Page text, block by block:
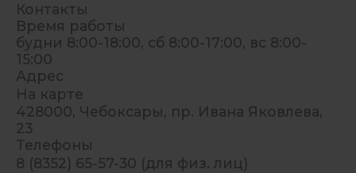
Контакты
Время работы
будни 8:00-18:00, сб 8:00-17:00, вс 8:00-
15:00
Адрес
На карте
428000, Чебоксары, пр. Ивана Яковлева,
23
Телефоны
8 (8352) 65-57-30 (для физ. лиц)